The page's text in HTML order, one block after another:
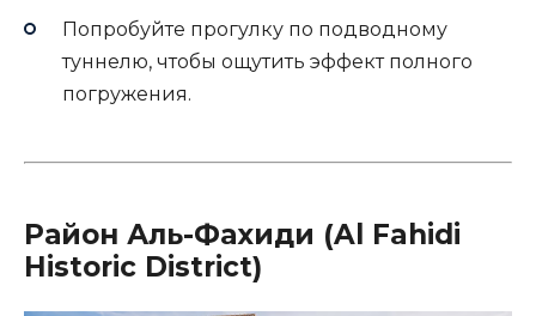
Попробуйте прогулку по подводному
туннелю, чтобы ощутить эффект полного
погружения.
Район Аль-Фахиди (Al Fahidi
Historic District)